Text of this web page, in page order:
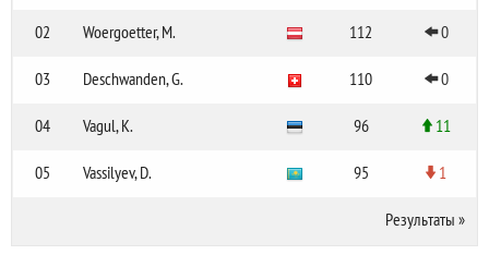
02 Woergoetter, M. 112 0
03 Deschwanden, G. 110 0
04 Vagul, K. 96 11
05 Vassilyev, D. 95 1
Результаты »